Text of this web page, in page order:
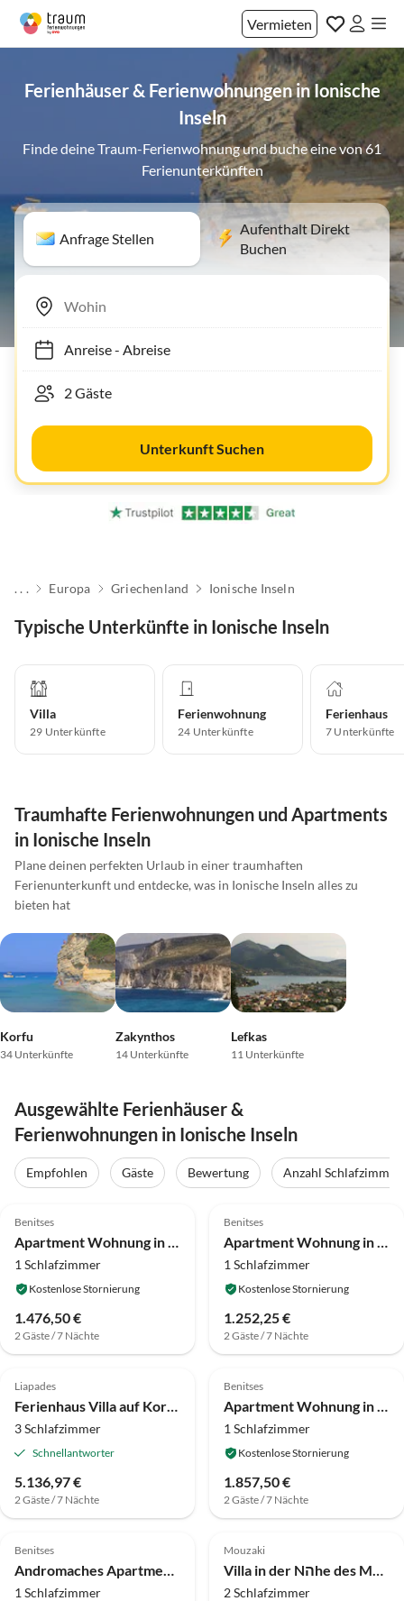
Vermieten
Ferienhäuser & Ferienwohnungen in Ionische
Inseln
Finde deine Traum-Ferienwohnung und buche eine von 61
Ferienunterkünften
Anfrage Stellen
Aufenthalt Direkt
Buchen
Anreise- Abreise
Unterkunft Suchen
. . . Europa Griechenland Ionische Inseln
Typische Unterkünfte in Ionische Inseln
Villa
29 Unterkünfte
Ferienwohnung
24 Unterkünfte
Ferienhaus
7 Unterkünfte
Traumhafte Ferienwohnungen und Apartments
in Ionische Inseln
Plane deinen perfekten Urlaub in einer traumhaften
Ferienunterkunft und entdecke, was in Ionische Inseln alles zu
bieten hat
Korfu
34 Unterkünfte
Zakynthos
14 Unterkünfte
Lefkas
11 Unterkünfte
Ausgewählte Ferienhäuser &
Ferienwohnungen in Ionische Inseln
Empfohlen Gäste Bewertung
Anzahl Schlafzimmer
Benitses
1 Schlafzimmer
Kostenlose Stornierung
1.476,50 €
2 Gäste / 7 Nächte
Benitses
1 Schlafzimmer
Kostenlose Stornierung
1.252,25 €
2 Gäste / 7 Nächte
4.0 (1)
Liapades
3 Schlafzimmer
Schnellantworter
5.136,97 €
2 Gäste / 7 Nächte
Benitses
1 Schlafzimmer
Kostenlose Stornierung
1.857,50 €
2 Gäste / 7 Nächte
Benitses
1 Schlafzimmer
Mouzaki
2 Schlafzimmer